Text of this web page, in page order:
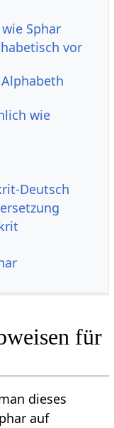
Sphar
vor
wie
Deutsch
für
dieses
auf